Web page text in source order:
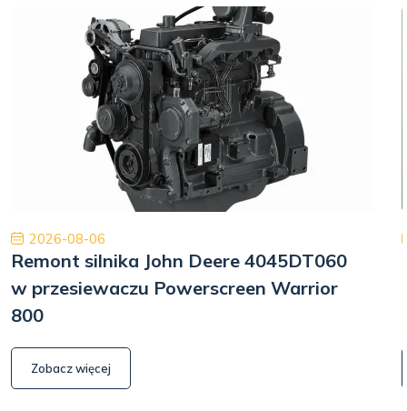
2026-08-06
Remont silnika John Deere 4045DT060
w przesiewaczu Powerscreen Warrior
800
Zobacz więcej